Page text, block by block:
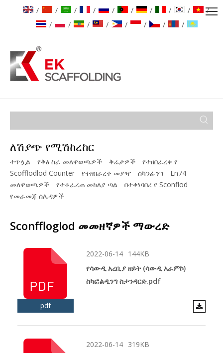
/ / / / / / / / /
/
/
/ / / / / / /
ለሽያጭ የሚሽከረከር
ተጥሏል የቅፅ ስራ መለዋወጫዎች ቅሬታዎች
የተዘበራረቀ የ
Scofflodlod Counter
የተዘበራረቀ መያዣ ስካንፊንግ
En74
መለዋወጫዎች
የተቆራረጠ መከለያ ጣል
በተቀነባበረ የ Sconflod
የመራመጃ ሰሌዳዎች
Sconffloglod መመዘኛዎች ማውረድ
pdf
2022-06-14 144KB
የሳውዲ አረቢያ ዘይት (ሳውዲ አራምኮ)
ስካፎልዲንግ ስታንዳርድ.pdf
2022-06-14 319KB